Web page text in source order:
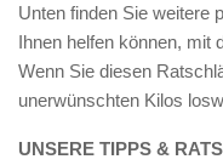
Unten finden Sie weitere
Ihnen helfen können, mit
Wenn Sie diesen
unerwünschten Kilos
UNSERE TIPPS &